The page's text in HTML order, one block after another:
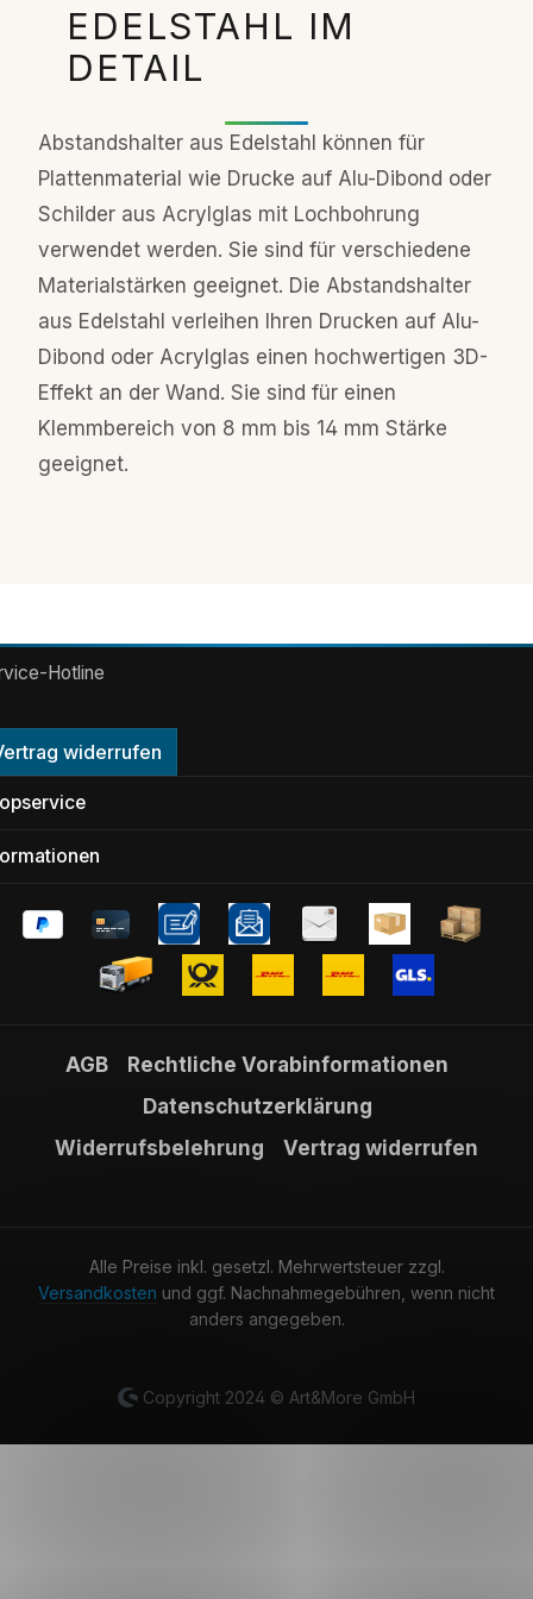
Einzelteile, indem Sie den Schraubkopf
(Gewindeteil) aus dem Abstandshalter
(Distanz-Zylinder ) herausschrauben.
Wand, indem Sie eine Schraube durch den
Abstandshalter sowie den Dübel in die
Wand schrauben. Stecken sie den
Schraubkopf durch das dafür
vorgesehene Loch in Ihrem Schild. Achten
Sie dabei darauf, zum Schutz Ihres
Schildes die Acryllagerscheiben auf beiden
Seiten unterzulegen. Die
Acryllagerscheiben sollten sich jeweils vor
und hinter Ihrem Schild befinden.
Schrauben Sie die Schraubköpfe mit
Ihrem Schild wieder zurück in die
Abstandshalter – fertig!
EDELSTAHL IM
DETAIL
Abstandshalter aus Edelstahl können für
Plattenmaterial wie Drucke auf Alu-Dibond oder
Schilder aus Acrylglas mit Lochbohrung
verwendet werden. Sie sind für verschiedene
Materialstärken geeignet. Die Abstandshalter
aus Edelstahl verleihen Ihren Drucken auf Alu-
Dibond oder Acrylglas einen hochwertigen 3D-
Effekt an der Wand. Sie sind für einen
Klemmbereich von 8 mm bis 14 mm Stärke
geeignet.
Hotline
widerrufen
AGB
Rechtliche Vorabinformationen
Datenschutzerklärung
Widerrufsbelehrung
Vertrag widerrufen
Alle Preise inkl. gesetzl. Mehrwertsteuer zzgl.
Versandkosten und ggf. Nachnahmegebühren, wenn nicht
anders angegeben.
Copyright 2024 © Art&More GmbH